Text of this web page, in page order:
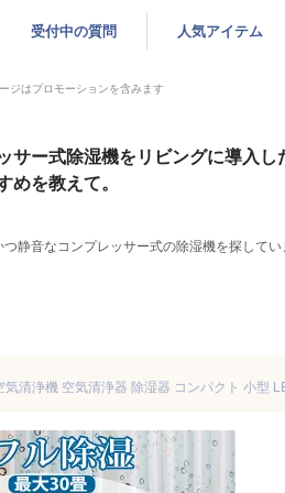
受付中の質問 人気アイテム
ジはプロモーションを含みます
サー式除湿機をリビングに導入し
を教えて。
静音なコンプレッサー式の除湿機を探して